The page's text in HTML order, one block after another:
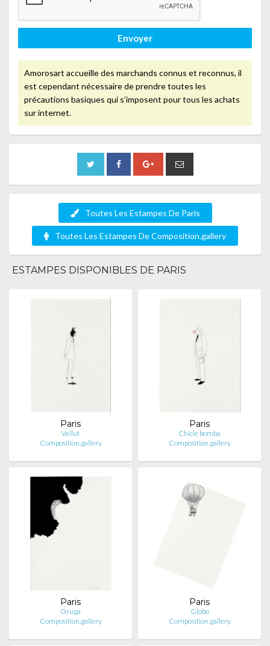
Envoyer
Amorosart accueille des marchands connus et reconnus, il
est cependant nécessaire de prendre toutes les
précautions basiques qui s’imposent pour tous les achats
sur internet.
Toutes Les Estampes De Paris
Toutes Les Estampes De Composition.gallery
ESTAMPES DISPONIBLES DE PARIS
Paris
Vellut
Composition.gallery
Paris
Chicle bomba
Composition.gallery
Paris
Oruga
Composition.gallery
Paris
Globo
Composition.gallery